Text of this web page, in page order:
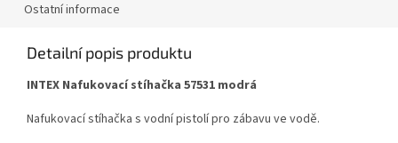
Ostatní informace
Detailní popis produktu
INTEX Nafukovací stíhačka 57531 modrá
Nafukovací stíhačka s vodní pistolí pro zábavu ve vodě.